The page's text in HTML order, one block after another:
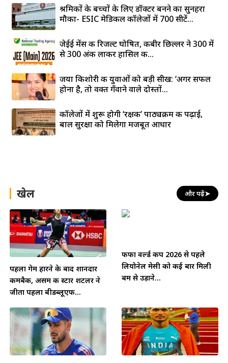
श्रमिकों के बच्चों के लिए डॉक्टर बनने का सुनहरा
मौका- ESIC मेडिकल कॉलेजों में 700 सीटें...
जेईई मेंस की रिजल्ट घोषित, कबीर छिल्लर ने 300 में
से 300 अंक लाकर हासिल की...
जया किशोरी की युवाओं को बड़ी सीख: ‘अगर सफल
होना है, तो वक्त गँवाने वाले दोस्तों...
कॉलेजों में शुरू होगी ‘रक्षक’ पाठ्यक्रम की पढ़ाई,
बाल सुरक्षा को मिलेगा मजबूत आधार
खेल और पढ़ें➤
पहला गेम हारने के बाद शानदार
कमबैक, असम की स्टार शटलर ने
जीता पहला बीडब्लूएफ...
फीफा वर्ल्ड कप 2026 से पहले
लियोनेल मेसी को कई बार मिली
बम से उड़ाने...